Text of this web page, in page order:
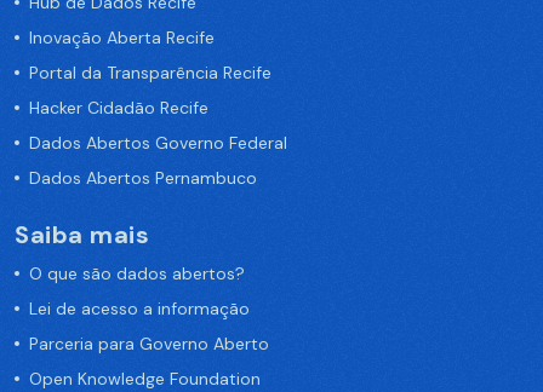
Inovação Aberta Recife
Portal da Transparência Recife
Hacker Cidadão Recife
Dados Abertos Governo Federal
Dados Abertos Pernambuco
Saiba mais
O que são dados abertos?
Lei de acesso a informação
Parceria para Governo Aberto
Open Knowledge Foundation